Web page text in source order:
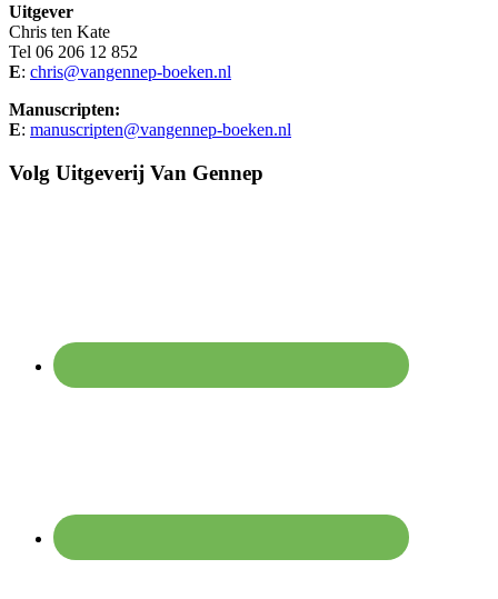
Uitgever
Chris ten Kate
Tel 06 206 12 852
E: chris@vangennep-boeken.nl
Manuscripten:
E: manuscripten@vangennep-boeken.nl
Volg Uitgeverij Van Gennep